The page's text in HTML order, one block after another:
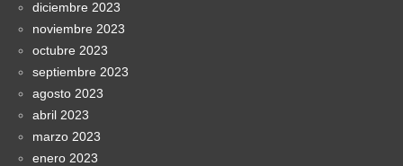
diciembre 2023
noviembre 2023
octubre 2023
septiembre 2023
agosto 2023
abril 2023
marzo 2023
enero 2023